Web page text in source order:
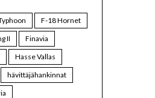
F-18 Hornet
II
Finavia
Hasse Vallas
hävittäjähankinnat